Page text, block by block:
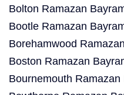
Bolton Ramazan
Bootle Ramazan
Borehamwood
Boston Ramazan
Bournemouth Ramazan